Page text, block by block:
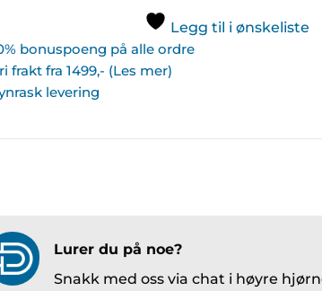
Legg til i ønskeliste
bonuspoeng på alle ordre
frakt fra 1499,- (Les mer)
levering
Lurer du på noe?
Snakk med oss via chat i høyre